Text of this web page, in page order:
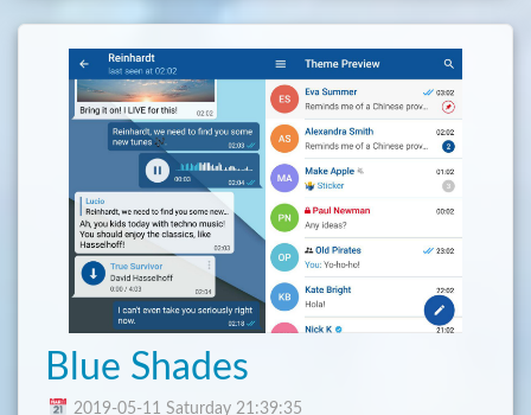
Blue Shades
2019-05-11 Saturday 21:39:35